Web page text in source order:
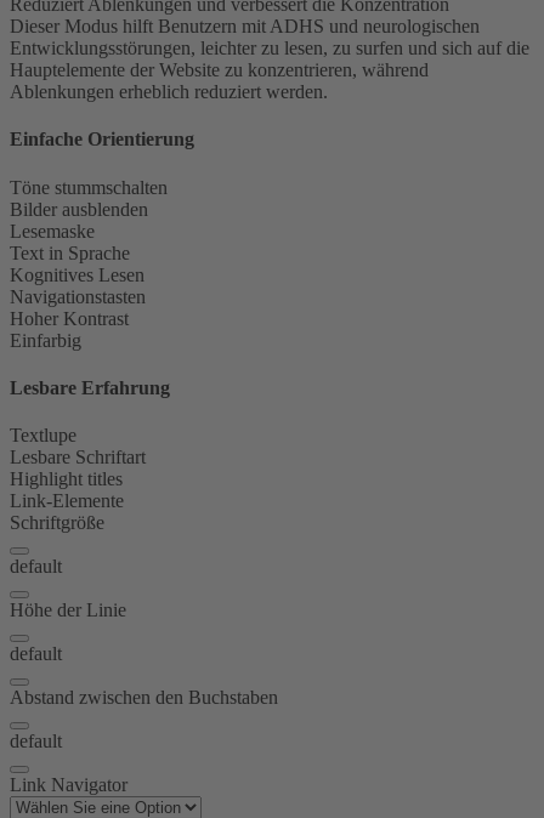
Reduziert Ablenkungen und verbessert die Konzentration
Dieser Modus hilft Benutzern mit ADHS und neurologischen
Entwicklungsstörungen, leichter zu lesen, zu surfen und sich auf die
Hauptelemente der Website zu konzentrieren, während
Ablenkungen erheblich reduziert werden.
Einfache Orientierung
Töne stummschalten
Bilder ausblenden
Lesemaske
Text in Sprache
Kognitives Lesen
Navigationstasten
Hoher Kontrast
Einfarbig
Lesbare Erfahrung
Textlupe
Lesbare Schriftart
Highlight titles
Link-Elemente
Schriftgröße
default
Höhe der Linie
default
Abstand zwischen den Buchstaben
default
Link Navigator